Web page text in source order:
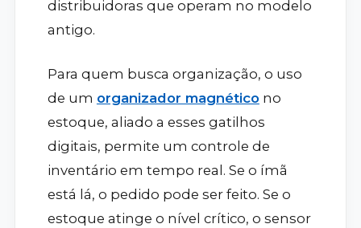
distribuidoras que operam no modelo
antigo.
Para quem busca organização, o uso
de um organizador magnético no
estoque, aliado a esses gatilhos
digitais, permite um controle de
inventário em tempo real. Se o ímã
está lá, o pedido pode ser feito. Se o
estoque atinge o nível crítico, o sensor